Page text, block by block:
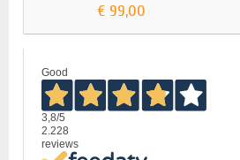
€ 99,00
Good
3,8/5
2.228
reviews